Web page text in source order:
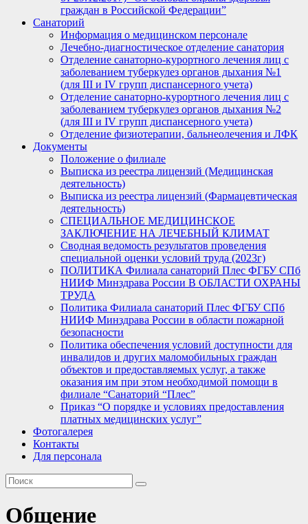
граждан в Российской Федерации”
Санаторий
Информация о медицинском персонале
Лечебно-диагностическое отделение санатория
Отделение санаторно-курортного лечения лиц с
заболеванием туберкулез органов дыхания №1
(для III и IV групп диспансерного учета)
Отделение санаторно-курортного лечения лиц с
заболеванием туберкулез органов дыхания №2
(для III и IV групп диспансерного учета)
Отделение физиотерапии, бальнеолечения и ЛФК
Документы
Положение о филиале
Выписка из реестра лицензий (Медицинская
деятельность)
Выписка из реестра лицензий (Фармацевтическая
деятельность)
СПЕЦИАЛЬНОЕ МЕДИЦИНСКОЕ
ЗАКЛЮЧЕНИЕ НА ЛЕЧЕБНЫЙ КЛИМАТ
Сводная ведомость результатов проведения
специальной оценки условий труда (2023г)
ПОЛИТИКА Филиала санаторий Плес ФГБУ СПб
НИИФ Минздрава России В ОБЛАСТИ ОХРАНЫ
ТРУДА
Политика Филиала санаторий Плес ФГБУ СПб
НИИФ Минздрава России в области пожарной
безопасности
Политика обеспечения условий доступности для
инвалидов и других маломобильных граждан
объектов и предоставляемых услуг, а также
оказания им при этом необходимой помощи в
филиале “Санаторий “Плес”
Приказ “О порядке и условиях предоставления
платных медицинских услуг”
Фотогалерея
Контакты
Для персонала
Общение